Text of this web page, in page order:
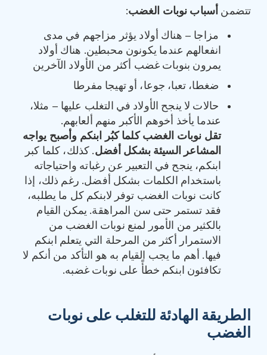
تتضمن أسباب نوبات الغضب:
مزاجا – هناك أولاد يؤثر مزاجهم في مدى
انفعالهم عندما يكونون محبطين. هناك أولاد
يمرون بنوبات غضب أكثر من الأولاد الآخرين
ضغطا، تعبا، جوعا، أو تهيجا مفرطا
حالات لا ينجح الأولاد في التغلب عليها – مثلا،
عندما يأخذ أخوهم الأكبر منهم ألعابهم.
تقل نوبات الغضب كلما كبُر ابنكم وأصبح يواجه
المشاعر السيئة بشكل أفضل. كذلك، كلما كبر
ابنكم، ينجح في التعبير عن رغباته واحتياجاته
باستخدام الكلمات بشكل أفضل. رغم ذلك، إذا
كانت نوبات الغضب توفر لابنكم كل ما يطلبه،
فقد تستمر حتى سن المراهقة. يمكن القيام
بالكثير من الأمور لمنع نوبات الغضب من
الاستمرار أكثر من المرحلة التي يتعلم ابنكم
فيها. أهم ما يجب القيام به هو التأكد من أنكم لا
تكافئون ابنكم خطأً على نوبات غضبه.
الطريقة الهادئة للتغلب على نوبات
الغضب